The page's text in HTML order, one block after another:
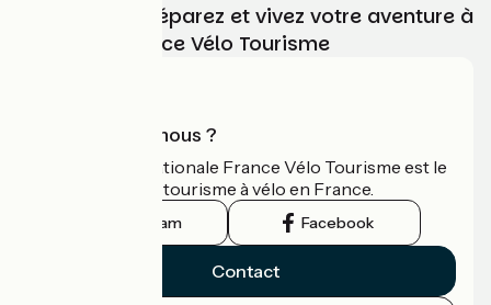
Choisissez, préparez et vivez votre aventure à
vélo avec France Vélo Tourisme
Qui sommes-nous ?
L'association nationale France Vélo Tourisme est le
guide officiel du tourisme à vélo en France.
Instagram Facebook
Contact